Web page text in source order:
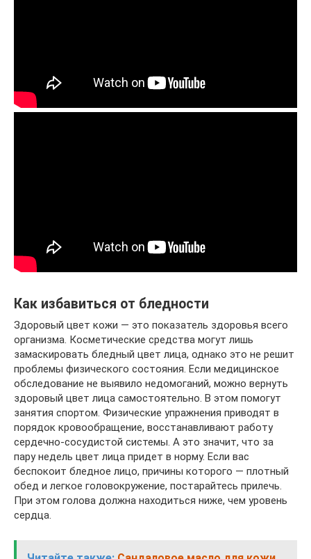
Как избавиться от бледности
Здоровый цвет кожи — это показатель здоровья всего
организма. Косметические средства могут лишь
замаскировать бледный цвет лица, однако это не решит
проблемы физического состояния. Если медицинское
обследование не выявило недомоганий, можно вернуть
здоровый цвет лица самостоятельно. В этом помогут
занятия спортом. Физические упражнения приводят в
порядок кровообращение, восстанавливают работу
сердечно-сосудистой системы. А это значит, что за
пару недель цвет лица придет в норму. Если вас
беспокоит бледное лицо, причины которого — плотный
обед и легкое головокружение, постарайтесь прилечь.
При этом голова должна находиться ниже, чем уровень
сердца.